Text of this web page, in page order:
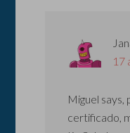
17
Miguel says,
certificado,